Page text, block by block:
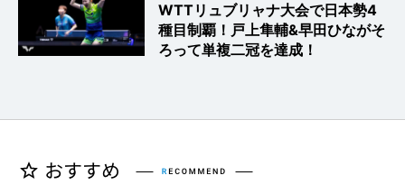
WTTリュブリャナ大会で日本勢4
種目制覇！戸上隼輔&早田ひながそ
ろって単複二冠を達成！